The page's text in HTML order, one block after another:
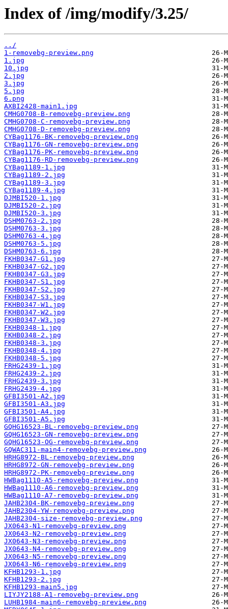
Index of /img/modify/3.25/
../
1-removebg-preview.png
1.jpg
10.jpg
2.jpg
3.jpg
5.jpg
6.png
AXBI2428-main1.jpg
CMHG0708-B-removebg-preview.png
CMHG0708-C-removebg-preview.png
CMHG0708-D-removebg-preview.png
CYBag1176-BK-removebg-preview.png
CYBag1176-GN-removebg-preview.png
CYBag1176-PK-removebg-preview.png
CYBag1176-RD-removebg-preview.png
CYBag1189-1.jpg
CYBag1189-2.jpg
CYBag1189-3.jpg
CYBag1189-4.jpg
DJMBI520-1.jpg
DJMBI520-2.jpg
DJMBI520-3.jpg
DSHM0763-2.jpg
DSHM0763-3.jpg
DSHM0763-4.jpg
DSHM0763-5.jpg
DSHM0763-6.jpg
FKHB0347-G1.jpg
FKHB0347-G2.jpg
FKHB0347-G3.jpg
FKHB0347-S1.jpg
FKHB0347-S2.jpg
FKHB0347-S3.jpg
FKHB0347-W1.jpg
FKHB0347-W2.jpg
FKHB0347-W3.jpg
FKHB0348-1.jpg
FKHB0348-2.jpg
FKHB0348-3.jpg
FKHB0348-4.jpg
FKHB0348-5.jpg
FRHG2439-1.jpg
FRHG2439-2.jpg
FRHG2439-3.jpg
FRHG2439-4.jpg
GFBI3501-A2.jpg
GFBI3501-A3.jpg
GFBI3501-A4.jpg
GFBI3501-A5.jpg
GQHG16523-BL-removebg-preview.png
GQHG16523-GN-removebg-preview.png
GQHG16523-OG-removebg-preview.png
GQWAC311-main4-removebg-preview.png
HRHG8972-BL-removebg-preview.png
HRHG8972-GN-removebg-preview.png
HRHG8972-PK-removebg-preview.png
HWBag1110-A5-removebg-preview.png
HWBag1110-A6-removebg-preview.png
HWBag1110-A7-removebg-preview.png
JAHB2304-BK-removebg-preview.png
JAHB2304-YW-removebg-preview.png
JAHB2304-size-removebg-preview.png
JX0643-N1-removebg-preview.png
JX0643-N2-removebg-preview.png
JX0643-N3-removebg-preview.png
JX0643-N4-removebg-preview.png
JX0643-N5-removebg-preview.png
JX0643-N6-removebg-preview.png
KFHB1293-1.jpg
KFHB1293-2.jpg
KFHB1293-main5.jpg
LIYJY2188-A1-removebg-preview.png
LUHB1984-main6-removebg-preview.png